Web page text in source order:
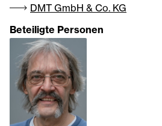
DMT GmbH & Co. KG
Beteiligte Personen